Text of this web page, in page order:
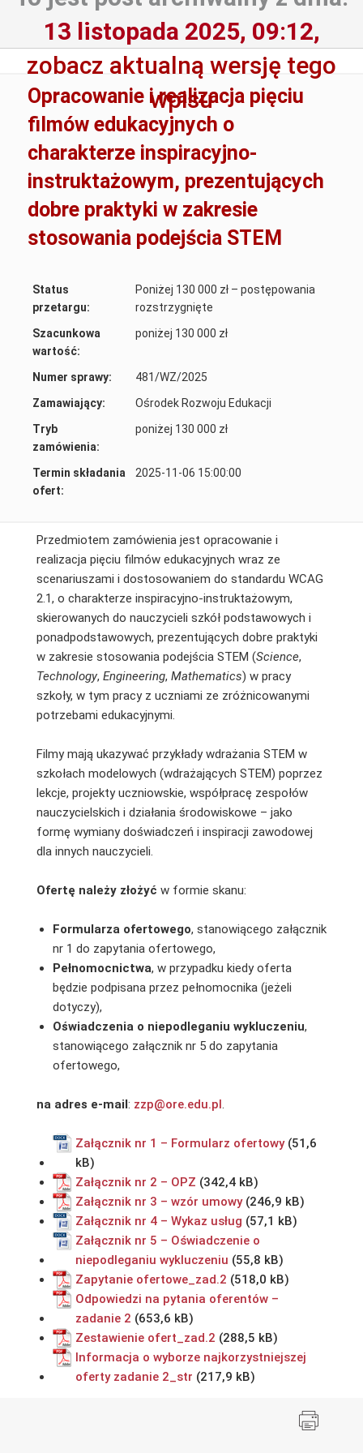
13 listopada 2025, 09:12,
zobacz aktualną wersję tego
wpisu
Opracowanie i realizacja pięciu
filmów edukacyjnych o
charakterze inspiracyjno-
instruktażowym, prezentujących
dobre praktyki w zakresie
stosowania podejścia STEM
Status
przetargu:
Poniżej 130 000 zł – postępowania
rozstrzygnięte
Szacunkowa
wartość:
poniżej 130 000 zł
Numer sprawy:
481/WZ/2025
Zamawiający:
Ośrodek Rozwoju Edukacji
Tryb
zamówienia:
poniżej 130 000 zł
Termin składania
ofert:
2025-11-06 15:00:00
Przedmiotem zamówienia jest opracowanie i
realizacja pięciu filmów edukacyjnych wraz ze
scenariuszami i dostosowaniem do standardu WCAG
2.1, o charakterze inspiracyjno-instruktażowym,
skierowanych do nauczycieli szkół podstawowych i
ponadpodstawowych, prezentujących dobre praktyki
w zakresie stosowania podejścia STEM (Science,
Technology, Engineering, Mathematics) w pracy
szkoły, w tym pracy z uczniami ze zróżnicowanymi
potrzebami edukacyjnymi.
Filmy mają ukazywać przykłady wdrażania STEM w
szkołach modelowych (wdrażających STEM) poprzez
lekcje, projekty uczniowskie, współpracę zespołów
nauczycielskich i działania środowiskowe – jako
formę wymiany doświadczeń i inspiracji zawodowej
dla innych nauczycieli.
Ofertę należy złożyć w formie skanu:
Formularza ofertowego, stanowiącego załącznik
nr 1 do zapytania ofertowego,
Pełnomocnictwa, w przypadku kiedy oferta
będzie podpisana przez pełnomocnika (jeżeli
dotyczy),
Oświadczenia o niepodleganiu wykluczeniu,
stanowiącego załącznik nr 5 do zapytania
ofertowego,
na adres e-mail: zzp@ore.edu.pl.
Załącznik nr 1 – Formularz ofertowy
Załącznik nr 2 – OPZ
Załącznik nr 3 – wzór umowy
Załącznik nr 4 – Wykaz usług
Załącznik nr 5 – Oświadczenie o
niepodleganiu wykluczeniu
Zapytanie ofertowe_zad.2
Odpowiedzi na pytania oferentów –
zadanie 2
Zestawienie ofert_zad.2
Informacja o wyborze najkorzystniejszej
oferty zadanie 2_str